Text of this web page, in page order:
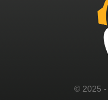
© 2025 -